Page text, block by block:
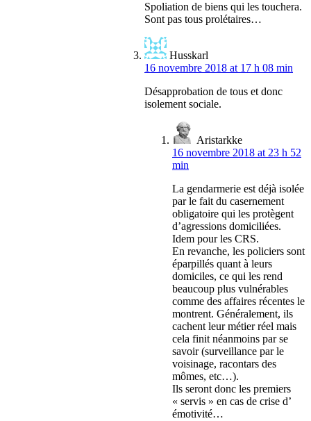
Spoliation de biens qui les touchera.
Sont pas tous prolétaires…
Husskarl
16 novembre 2018 at 17 h 08 min
Désapprobation de tous et donc
isolement sociale.
Aristarkke
16 novembre 2018 at 23 h 52
min
La gendarmerie est déjà isolée
par le fait du casernement
obligatoire qui les protègent
d’agressions domiciliées.
Idem pour les CRS.
En revanche, les policiers sont
éparpillés quant à leurs
domiciles, ce qui les rend
beaucoup plus vulnérables
comme des affaires récentes le
montrent. Généralement, ils
cachent leur métier réel mais
cela finit néanmoins par se
savoir (surveillance par le
voisinage, racontars des
mômes, etc…).
Ils seront donc les premiers
« servis » en cas de crise d’
émotivité…